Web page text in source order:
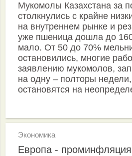
Мукомолы Казахстана за
столкнулись с крайне
на внутреннем рынке и
уже пшеница дошла до
мало. От 50 до 70%
остановились, многие
заявлению мукомолов,
на одну – полторы
остановятся на
Экономика
Европа - проминфляция